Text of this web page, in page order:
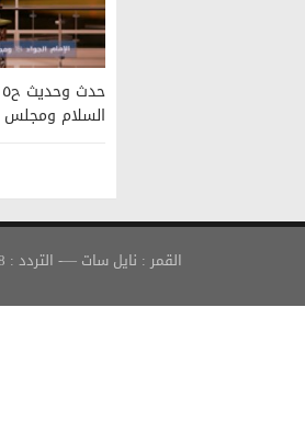
السلام ومجلس
القمر : نايل سات —- التردد : 12688 —- الاستقطاب : عمودي —- معدل الترميز : 30000